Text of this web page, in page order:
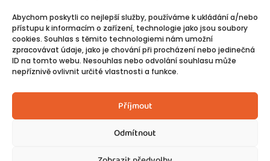
Abychom poskytli co nejlepší služby, používáme k ukládání a/nebo
přístupu k informacím o zařízení, technologie jako jsou soubory
cookies. Souhlas s těmito technologiemi nám umožní
zpracovávat údaje, jako je chování při procházení nebo jedinečná
ID na tomto webu. Nesouhlas nebo odvolání souhlasu může
nepříznivě ovlivnit určité vlastnosti a funkce.
Příjmout
Odmítnout
Additional Information
GDPR
Cookies
Follow Us